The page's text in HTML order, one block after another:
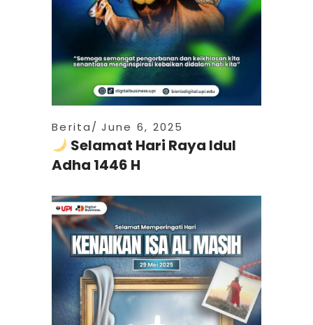
Berita June 6, 2025
Selamat Hari Raya Idul
Adha 1446 H